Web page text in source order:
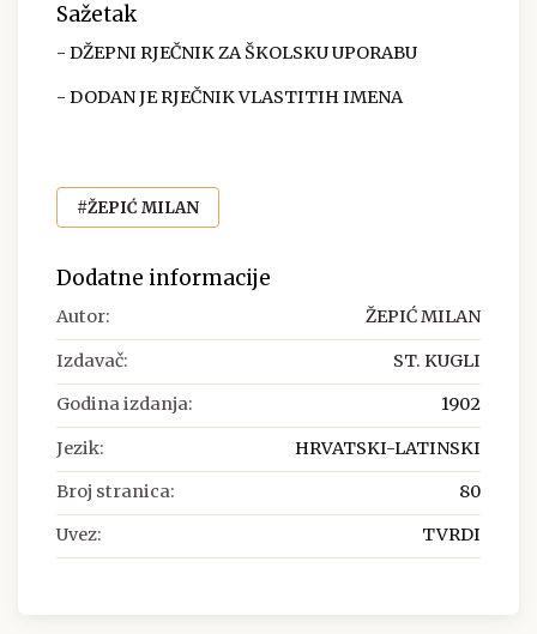
Sažetak
- DŽEPNI RJEČNIK ZA ŠKOLSKU UPORABU
- DODAN JE RJEČNIK VLASTITIH IMENA
#ŽEPIĆ MILAN
Dodatne informacije
Autor: ŽEPIĆ MILAN
Izdavač: ST. KUGLI
Godina izdanja: 1902
Jezik: HRVATSKI-LATINSKI
Broj stranica: 80
Uvez: TVRDI